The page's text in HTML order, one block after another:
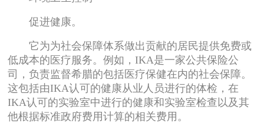
促进健康。
它为为社会保障体系做出贡献的居民提供免费或
低成本的医疗服务。例如，IKA是一家公共保险公
司，负责监督希腊的包括医疗保健在内的社会保障。
这包括由IKA认可的健康从业人员进行的体检，在
IKA认可的实验室中进行的健康和实验室检查以及其
他根据标准政府费用计算的相关费用。